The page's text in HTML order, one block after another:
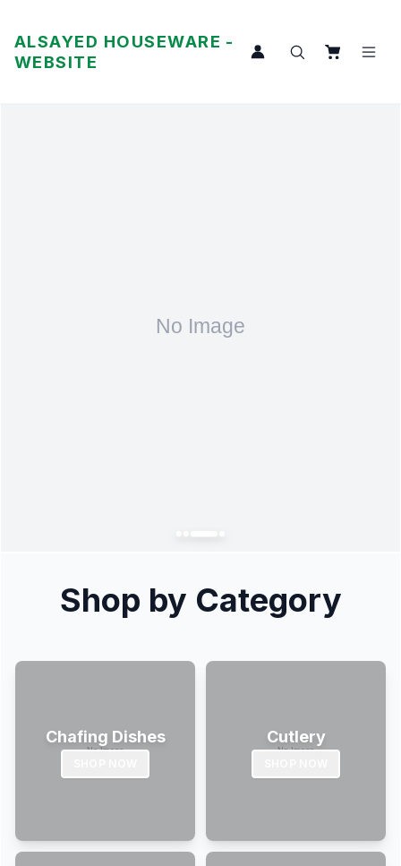
ALSAYED HOUSEWARE -
WEBSITE
Shop by Category
Chafing Dishes Cutlery